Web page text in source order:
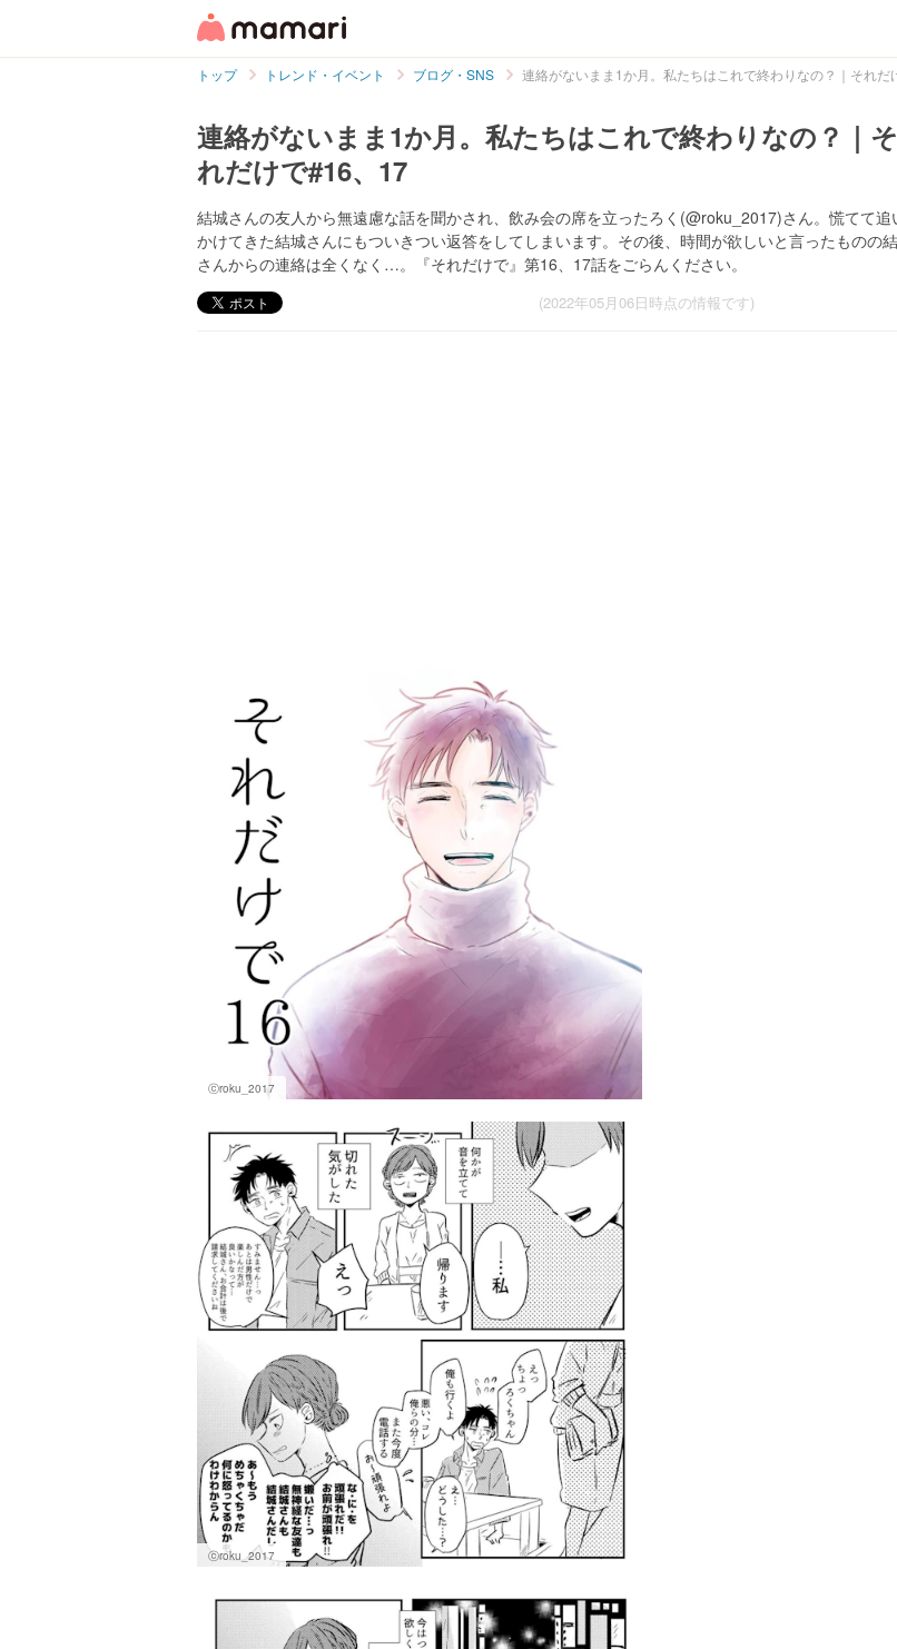
トップ トレンド・イベント ブログ・SNS 連絡がないまま1か月。私たちはこれで終わりなの？｜それだ
連絡がないまま1か月。私たちはこれで終わりなの？｜そ
れだけで#16、17
結城さんの友人から無遠慮な話を聞かされ、飲み会の席を立ったろく(@roku_2017)さん。慌てて追
かけてきた結城さんにもついきつい返答をしてしまいます。その後、時間が欲しいと言ったものの
さんからの連絡は全くなく…。『それだけで』第16、17話をごらんください。
(2022年05月06日時点の情報です)
ⓒroku_2017
ⓒroku_2017